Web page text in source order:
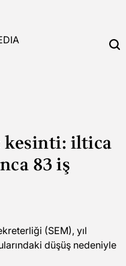
kesinti: iltica
83 iş
(SEM), yıl
düşüş nedeniyle